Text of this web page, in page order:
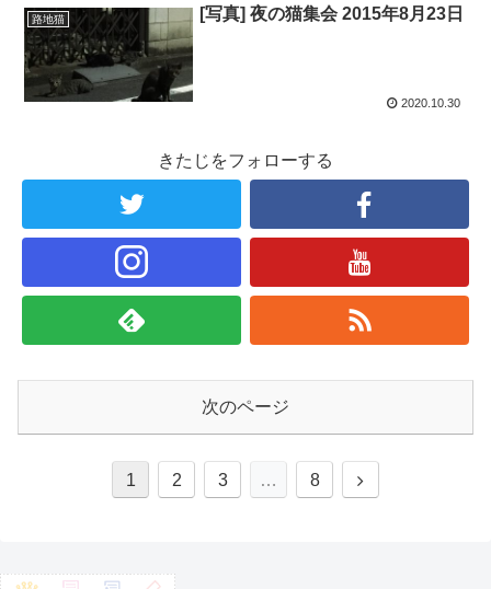
路地猫 [写真] 夜の猫集会 2015年8月23日
2020.10.30
きたじをフォローする
次のページ
1 2 3 … 8